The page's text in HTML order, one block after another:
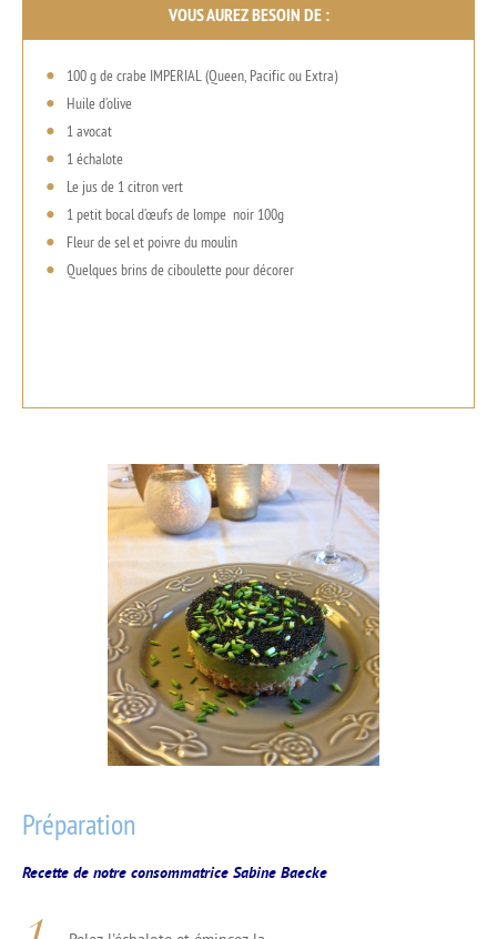
VOUS AUREZ BESOIN DE :
100 g de crabe IMPERIAL (Queen, Pacific ou Extra)
Huile d’olive
1 avocat
1 échalote
Le jus de 1 citron vert
1 petit bocal d’œufs de lompe noir 100g
Fleur de sel et poivre du moulin
Quelques brins de ciboulette pour décorer
Préparation
Recette de notre consommatrice Sabine Baecke